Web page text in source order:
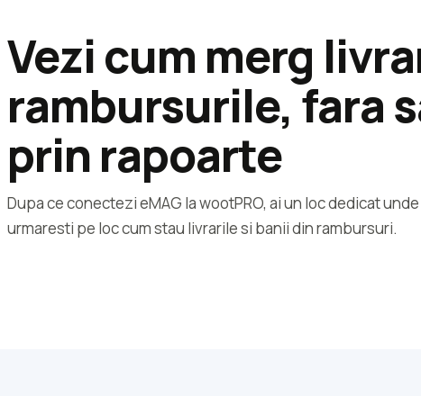
Vezi cum merg
rambursurile, fara
prin rapoarte
Dupa ce conectezi eMAG la wootPRO, ai un loc dedicat unde
urmaresti pe loc cum stau livrarile si banii din rambursuri.